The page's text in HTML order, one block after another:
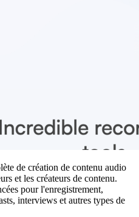
de création de contenu audio
et les créateurs de contenu.
pour l'enregistrement,
interviews et autres types de